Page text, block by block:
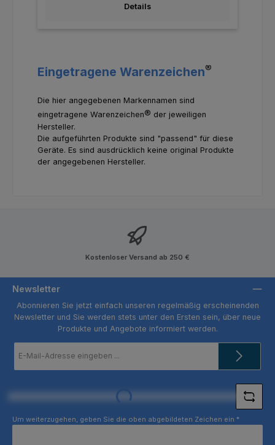
Details
Eingetragene Warenzeichen®
Die hier angegebenen Markennamen sind
eingetragene Warenzeichen® der jeweiligen
Hersteller.
Die aufgeführten Produkte sind "passend" für diese
Geräte. Es sind ausdrücklich keine original Produkte
der angegebenen Hersteller.
Kostenloser Versand ab 250 €
Newsletter
Abonnieren Sie jetzt einfach unseren regelmäßig erscheinenden
Newsletter und Sie werden stets unter den Ersten sein, über neue
Produkte und Angebote informiert werden.
Mail-
Loading...
Um weiterzugehen, geben Sie die oben abgebildeten Zeichen ein *